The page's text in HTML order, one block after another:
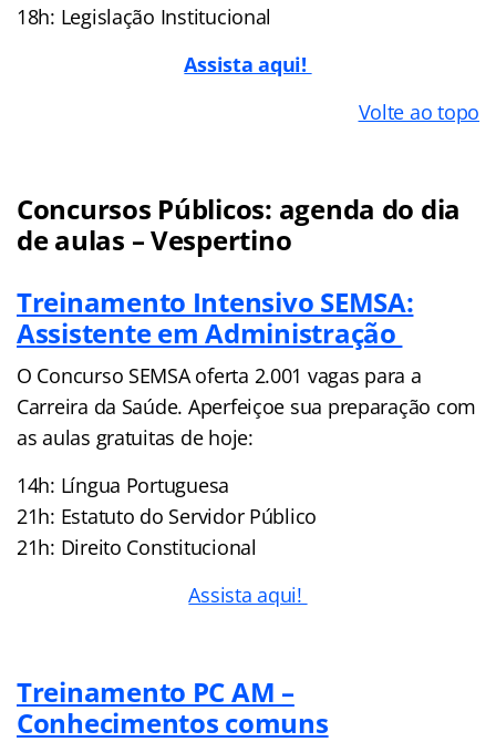
18h: Legislação Institucional
Assista aqui!
Volte ao topo
Concursos Públicos: agenda do dia
de aulas – Vespertino
Treinamento Intensivo SEMSA:
Assistente em Administração
O Concurso SEMSA oferta 2.001 vagas para a
Carreira da Saúde. Aperfeiçoe sua preparação com
as aulas gratuitas de hoje:
14h: Língua Portuguesa
21h: Estatuto do Servidor Público
21h: Direito Constitucional
Assista aqui!
Treinamento PC AM –
Conhecimentos comuns